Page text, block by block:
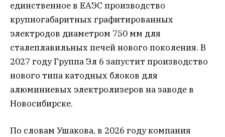
единственное в ЕАЭС производство
крупногабаритных графитированных
электродов диаметром 750 мм для
сталеплавильных печей нового поколения. В
2027 году Группа Эл 6 запустит производство
нового типа катодных блоков для
алюминиевых электролизеров на заводе в
Новосибирске.
По словам Ушакова, в 2026 году компания